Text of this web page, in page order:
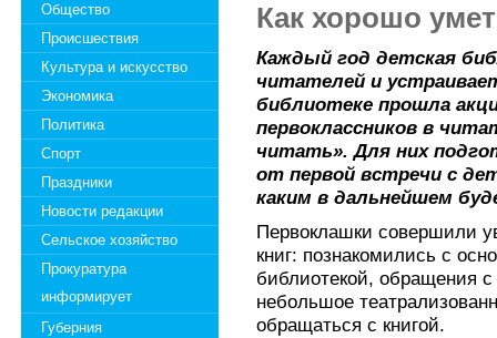
Общество
Происшествия
Культура и искусство
Экономика
Политика
Спорт
Праздники
Новости редакции
Сельское хозяйство
Прокуратура
информирует
Губерния
Как хорошо
Каждый год детская
читателей и
библиотеке прошла
первоклассников в
читать». Для них
от первой встречи с
каким в дальнейшем
Первоклашки совершили
книг: познакомились с
библиотекой, обращения
небольшое
обращаться с книгой.